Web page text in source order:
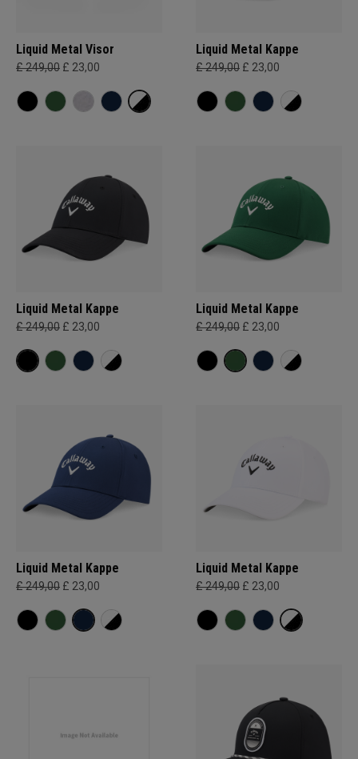
Liquid Metal Visor
£ 249,00 £ 23,00
Liquid Metal Kappe
£ 249,00 £ 23,00
Liquid Metal Kappe
£ 249,00 £ 23,00
Liquid Metal Kappe
£ 249,00 £ 23,00
Liquid Metal Kappe
£ 249,00 £ 23,00
Liquid Metal Kappe
£ 249,00 £ 23,00